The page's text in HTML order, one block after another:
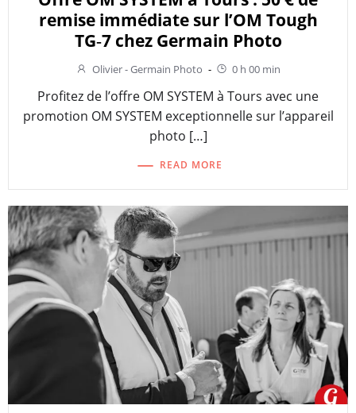
remise immédiate sur l’OM Tough
TG‑7 chez Germain Photo
Olivier - Germain Photo - 0 h 00 min
Profitez de l’offre OM SYSTEM à Tours avec une
promotion OM SYSTEM exceptionnelle sur l’appareil
photo […]
READ MORE